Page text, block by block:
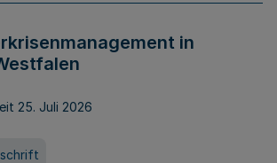
in
25. Juli 2026